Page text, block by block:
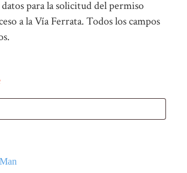
para la solicitud del permiso
a la Vía Ferrata. Todos los campos